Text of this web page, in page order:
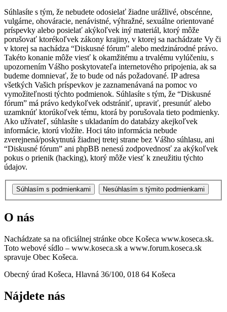
Súhlasíte s tým, že nebudete odosielať žiadne urážlivé, obscénne,
vulgárne, ohováracie, nenávistné, výhražné, sexuálne orientované
príspevky alebo posielať akýkoľvek iný materiál, ktorý môže
porušovať ktorékoľvek zákony krajiny, v ktorej sa nachádzate Vy či
v ktorej sa nachádza “Diskusné fórum” alebo medzinárodné právo.
Takéto konanie môže viesť k okamžitému a trvalému vylúčeniu, s
upozornením Vášho poskytovateľa internetového pripojenia, ak sa
budeme domnievať, že to bude od nás požadované. IP adresa
všetkých Vašich príspevkov je zaznamenávaná na pomoc vo
vymožiteľnosti týchto podmienok. Súhlasíte s tým, že “Diskusné
fórum” má právo kedykoľvek odstrániť, upraviť, presunúť alebo
uzamknúť ktorúkoľvek tému, ktorá by porušovala tieto podmienky.
Ako užívateľ, súhlasíte s ukladaním do databázy akejkoľvek
informácie, ktorú vložíte. Hoci táto informácia nebude
zverejnená/poskytnutá žiadnej tretej strane bez Vášho súhlasu, ani
“Diskusné fórum” ani phpBB nenesú zodpovednosť za akýkoľvek
pokus o prienik (hacking), ktorý môže viesť k zneužitiu týchto
údajov.
O nás
Nachádzate sa na oficiálnej stránke obce Košeca www.koseca.sk.
Toto webové sídlo – www.koseca.sk a www.forum.koseca.sk
spravuje Obec Košeca.
Obecný úrad Košeca, Hlavná 36/100, 018 64 Košeca
Nájdete nás